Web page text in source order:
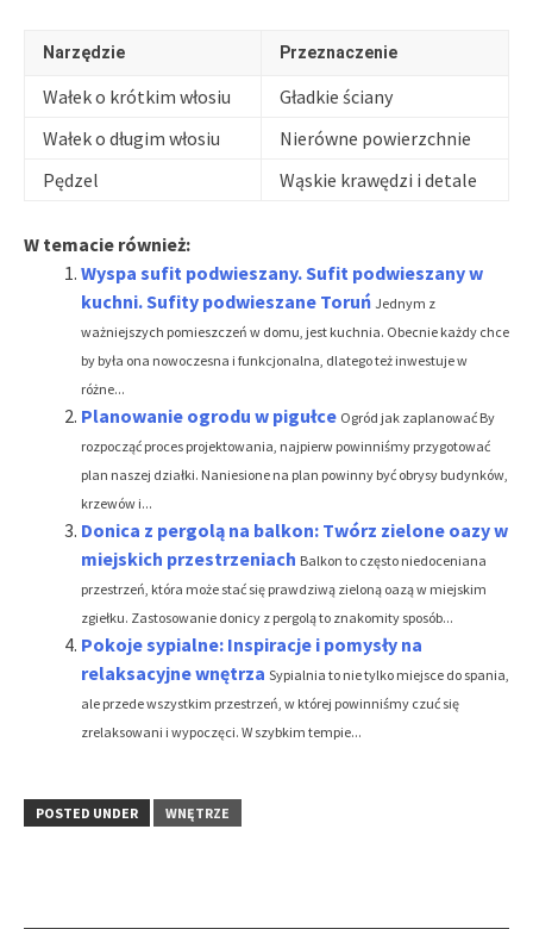
Narzędzie Przeznaczenie
Wałek o krótkim włosiu
Gładkie ściany
Wałek o długim włosiu
Nierówne powierzchnie
Pędzel
Wąskie krawędzi i detale
W temacie również:
Wyspa sufit podwieszany. Sufit podwieszany w
kuchni. Sufity podwieszane Toruń Jednym z
ważniejszych pomieszczeń w domu, jest kuchnia. Obecnie każdy chce
by była ona nowoczesna i funkcjonalna, dlatego też inwestuje w
różne...
Planowanie ogrodu w pigułce Ogród jak zaplanować By
rozpocząć proces projektowania, najpierw powinniśmy przygotować
plan naszej działki. Naniesione na plan powinny być obrysy budynków,
krzewów i...
Donica z pergolą na balkon: Twórz zielone oazy w
miejskich przestrzeniach Balkon to często niedoceniana
przestrzeń, która może stać się prawdziwą zieloną oazą w miejskim
zgiełku. Zastosowanie donicy z pergolą to znakomity sposób...
Pokoje sypialne: Inspiracje i pomysły na
relaksacyjne wnętrza Sypialnia to nie tylko miejsce do spania,
ale przede wszystkim przestrzeń, w której powinniśmy czuć się
zrelaksowani i wypoczęci. W szybkim tempie...
POSTED UNDER WNĘTRZE